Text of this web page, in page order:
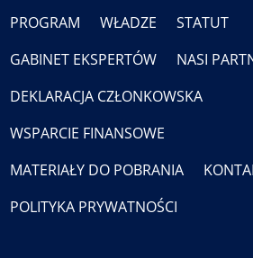
PROGRAM WŁADZE
STATUT
GABINET EKSPERTÓW
NASI
DEKLARACJA CZŁONKOWSKA
WSPARCIE FINANSOWE
MATERIAŁY DO POBRANIA
POLITYKA PRYWATNOŚCI